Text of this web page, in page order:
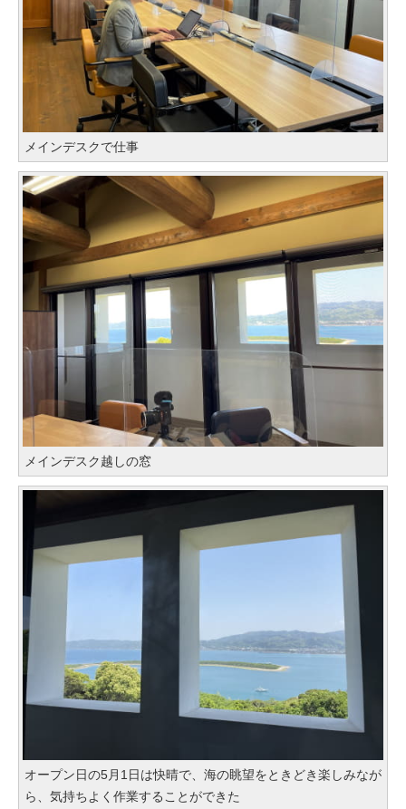
メインデスクで仕事
メインデスク越しの窓
オープン日の5月1日は快晴で、海の眺望をときどき楽しみなが
ら、気持ちよく作業することができた